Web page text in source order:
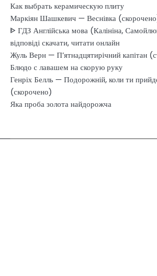
Как выбрать керамическую плиту
Маркіян Шашкевич — Веснівка
ᐈ ГДЗ Англійська мова (Калініна,
відповіді скачати, читати онлайн
Жуль Верн — П’ятнадцятирічний капітан
Блюдо с лавашем на скорую руку
Генріх Белль — Подорожній, коли ти
(скорочено)
Яка проба золота найдорожча